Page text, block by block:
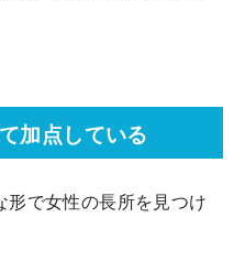
加点している
形で女性の長所を見つけ